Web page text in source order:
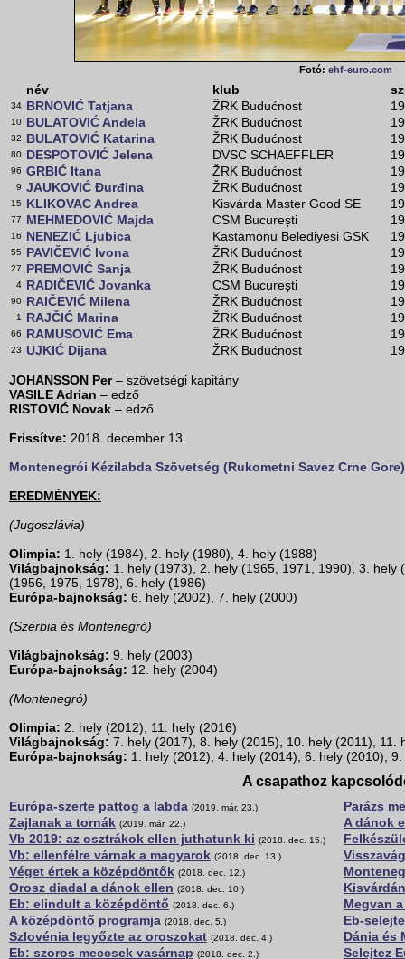
Fotó: ehf-euro.com
név klub
34 BRNOVIĆ Tatjana ŽRK Budućnost
10 BULATOVIĆ Anđela ŽRK Budućnost
32 BULATOVIĆ Katarina ŽRK Budućnost
80 DESPOTOVIĆ Jelena DVSC SCHAEFFLER
96 GRBIĆ Itana ŽRK Budućnost
9 JAUKOVIĆ Đurđina ŽRK Budućnost
15 KLIKOVAC Andrea Kisvárda Master Good SE
77 MEHMEDOVIĆ Majda CSM București
16 NENEZIĆ Ljubica Kastamonu Belediyesi GSK
55 PAVIČEVIĆ Ivona ŽRK Budućnost
27 PREMOVIĆ Sanja ŽRK Budućnost
4 RADIČEVIĆ Jovanka CSM București
90 RAIČEVIĆ Milena ŽRK Budućnost
1 RAJČIĆ Marina ŽRK Budućnost
66 RAMUSOVIĆ Ema ŽRK Budućnost
23 UJKIĆ Dijana ŽRK Budućnost
JOHANSSON Per– szövetségi kapitány
VASILE Adrian – edző
RISTOVIĆ Novak – edző
Frissítve: 2018. december 13.
Montenegrói Kézilabda Szövetség (Rukometni Savez Crne Gore)
EREDMÉNYEK:
(Jugoszlávia)
Olimpia: 1. hely (1984), 2. hely (1980), 4. hely (1988)
Világbajnokság: 1. hely (1973), 2. hely (1965, 1971, 1990), 3.
(1956, 1975, 1978), 6. hely (1986)
Európa-bajnokság: 6. hely (2002), 7. hely (2000)
(Szerbia és Montenegró)
Világbajnokság: 9. hely (2003)
Európa-bajnokság: 12. hely (2004)
(Montenegró)
Olimpia: 2. hely (2012), 11. hely (2016)
Világbajnokság: 7. hely (2017), 8. hely (2015), 10. hely (2011), 11.
Európa-bajnokság: 1. hely (2012), 4. hely (2014), 6. hely (2010),
A csapathoz
Európa-szerte pattog a labda (2019. már. 23.)
Zajlanak a tornák (2019. már. 22.)
Vb 2019: az osztrákok ellen juthatunk ki (2018. dec. 15.)
Vb: ellenfélre várnak a magyarok (2018. dec. 13.)
Véget értek a középdöntők (2018. dec. 12.)
Orosz diadal a dánok ellen (2018. dec. 10.)
Eb: elindult a középdöntő (2018. dec. 6.)
A középdöntő programja (2018. dec. 5.)
Szlovénia legyőzte az oroszokat (2018. dec. 4.)
Eb: szoros meccsek vasárnap (2018. dec. 2.)
Parázs
A dánok
Megvan
Eb-
Dánia és
Selejtez